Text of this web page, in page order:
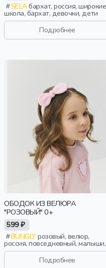
SELAбархат, россия, широкие,
школа, бархат, девочки, дети
Подробнее
ОБОДОК ИЗ ВЕЛЮРА
"РОЗОВЫЙ" 0+
599 ₽
BUNGLYрозовый, велюр,
россия, повседневный, малыши,
дети
Подробнее